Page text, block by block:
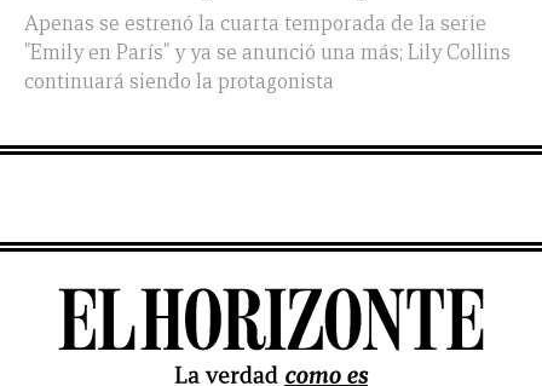
Apenas se estrenó la cuarta temporada de la serie
"Emily en París" y ya se anunció una más; Lily Collins
continuará siendo la protagonista